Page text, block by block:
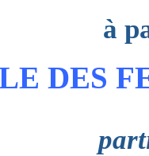
à
DES